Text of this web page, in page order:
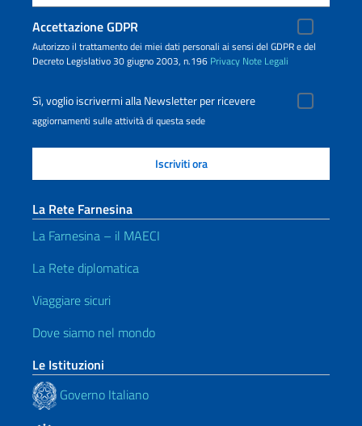
Accettazione GDPR
Autorizzo il trattamento dei miei dati personali ai sensi del GDPR e del
Decreto Legislativo 30 giugno 2003, n.196 Privacy Note Legali
Sì, voglio iscrivermi alla Newsletter per ricevere
aggiornamenti sulle attività di questa sede
La Rete Farnesina
La Farnesina – il MAECI
La Rete diplomatica
Viaggiare sicuri
Dove siamo nel mondo
Le Istituzioni
Governo Italiano